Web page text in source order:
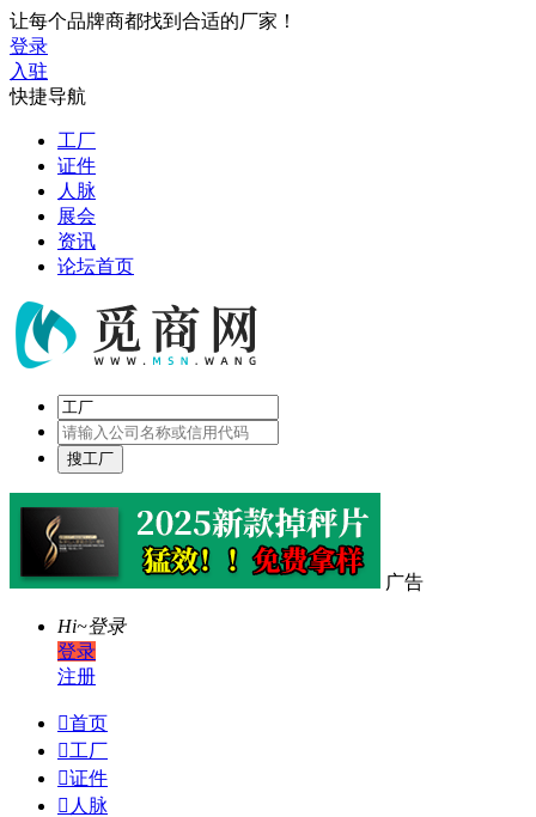
让每个品牌商都找到合适的厂家！
登录
入驻
快捷导航
工厂
证件
人脉
展会
资讯
论坛首页
广告
Hi~登录
登录
注册
首页
工厂
证件
 人脉